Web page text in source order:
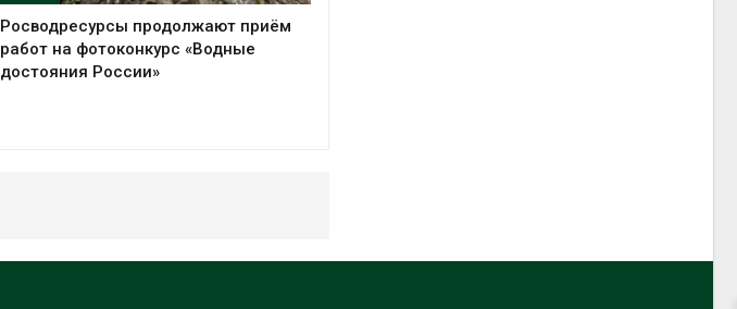
Росводресурсы продолжают приём
работ на фотоконкурс «Водные
достояния России»